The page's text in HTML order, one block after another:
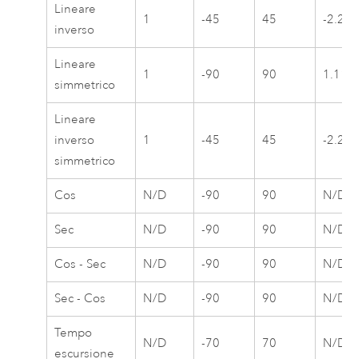
Lineare
inverso
1 -45 45 -
Lineare
simmetrico
1 -90 90
Lineare
inverso
simmetrico
1 -45 45 -
Cos N/D -90 90 N/D
Sec N/D -90 90 N/D
Cos - Sec N/D -90 90 N/D
Sec - Cos N/D -90 90 N/D
Tempo
escursione
N/D -70 70 N/D